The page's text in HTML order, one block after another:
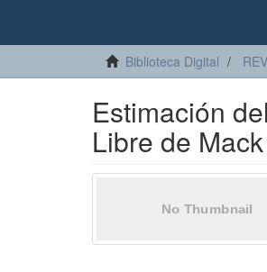
Biblioteca Digital
Estimación
Libre de